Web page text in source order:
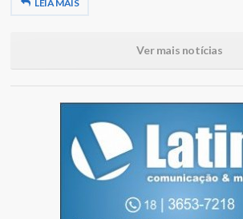
LEIA MAIS
Ver mais notícias